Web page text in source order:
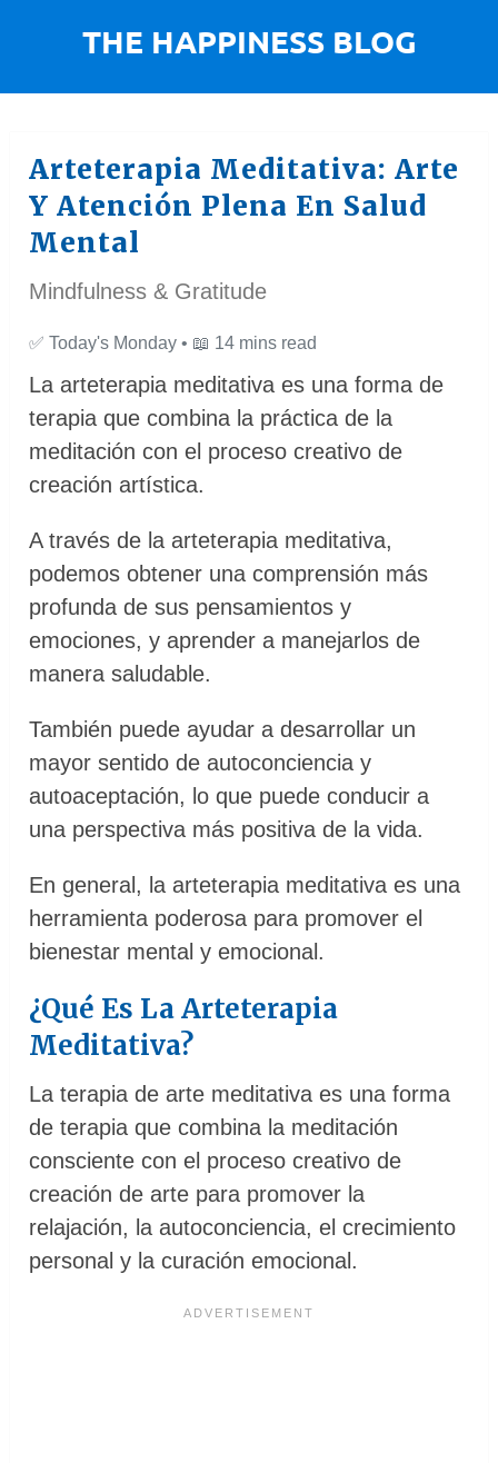
Arteterapia Meditativa: Arte
Y Atención Plena En Salud
Mental
Mindfulness & Gratitude
✅ Today's Monday • 📖 14 mins read
La arteterapia meditativa es una forma de
terapia que combina la práctica de la
meditación con el proceso creativo de
creación artística.
A través de la arteterapia meditativa,
podemos obtener una comprensión más
profunda de sus pensamientos y
emociones, y aprender a manejarlos de
manera saludable.
También puede ayudar a desarrollar un
mayor sentido de autoconciencia y
autoaceptación, lo que puede conducir a
una perspectiva más positiva de la vida.
En general, la arteterapia meditativa es una
herramienta poderosa para promover el
bienestar mental y emocional.
¿Qué Es La Arteterapia
Meditativa?
La terapia de arte meditativa es una forma
de terapia que combina la meditación
consciente con el proceso creativo de
creación de arte para promover la
relajación, la autoconciencia, el crecimiento
personal y la curación emocional.